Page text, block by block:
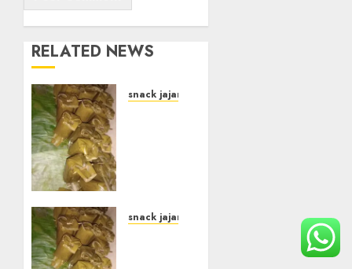
RELATED NEWS
snack jajanan pasar
snack jajanan pasar